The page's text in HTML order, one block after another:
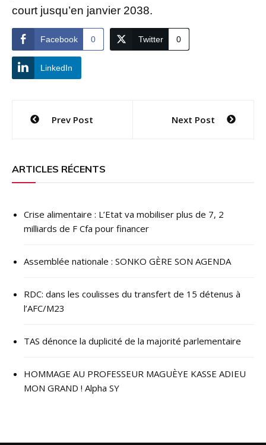
court jusqu’en janvier 2038.
Facebook 0 Twitter 0
LinkedIn
Navigation
l’article
Prev Post Next Post
ARTICLES RÉCENTS
Crise alimentaire : L’Etat va mobiliser plus de 7, 2
milliards de F Cfa pour financer
Assemblée nationale : SONKO GÈRE SON AGENDA
RDC: dans les coulisses du transfert de 15 détenus à
l’AFC/M23
TAS dénonce la duplicité de la majorité parlementaire
HOMMAGE AU PROFESSEUR MAGUÈYE KASSE ADIEU
MON GRAND ! Alpha SY